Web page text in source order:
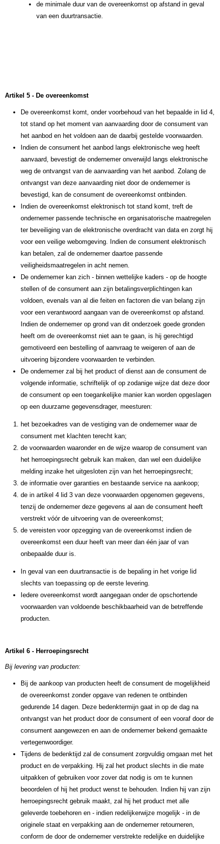
de minimale duur van de overeenkomst op afstand in geval
van een duurtransactie.
Artikel 5 - De overeenkomst
De overeenkomst komt, onder voorbehoud van het bepaalde in lid 4,
tot stand op het moment van aanvaarding door de consument van
het aanbod en het voldoen aan de daarbij gestelde voorwaarden.
Indien de consument het aanbod langs elektronische weg heeft
aanvaard, bevestigt de ondernemer onverwijld langs elektronische
weg de ontvangst van de aanvaarding van het aanbod. Zolang de
ontvangst van deze aanvaarding niet door de ondernemer is
bevestigd, kan de consument de overeenkomst ontbinden.
Indien de overeenkomst elektronisch tot stand komt, treft de
ondernemer passende technische en organisatorische maatregelen
ter beveiliging van de elektronische overdracht van data en zorgt hij
voor een veilige webomgeving. Indien de consument elektronisch
kan betalen, zal de ondernemer daartoe passende
veiligheidsmaatregelen in acht nemen.
De ondernemer kan zich - binnen wettelijke kaders - op de hoogte
stellen of de consument aan zijn betalingsverplichtingen kan
voldoen, evenals van al die feiten en factoren die van belang zijn
voor een verantwoord aangaan van de overeenkomst op afstand.
Indien de ondernemer op grond van dit onderzoek goede gronden
heeft om de overeenkomst niet aan te gaan, is hij gerechtigd
gemotiveerd een bestelling of aanvraag te weigeren of aan de
uitvoering bijzondere voorwaarden te verbinden.
De ondernemer zal bij het product of dienst aan de consument de
volgende informatie, schriftelijk of op zodanige wijze dat deze door
de consument op een toegankelijke manier kan worden opgeslagen
op een duurzame gegevensdrager, meesturen:
het bezoekadres van de vestiging van de ondernemer waar de
consument met klachten terecht kan;
de voorwaarden waaronder en de wijze waarop de consument van
het herroepingsrecht gebruik kan maken, dan wel een duidelijke
melding inzake het uitgesloten zijn van het herroepingsrecht;
de informatie over garanties en bestaande service na aankoop;
de in artikel 4 lid 3 van deze voorwaarden opgenomen gegevens,
tenzij de ondernemer deze gegevens al aan de consument heeft
verstrekt vóór de uitvoering van de overeenkomst;
de vereisten voor opzegging van de overeenkomst indien de
overeenkomst een duur heeft van meer dan één jaar of van
onbepaalde duur is.
In geval van een duurtransactie is de bepaling in het vorige lid
slechts van toepassing op de eerste levering.
Iedere overeenkomst wordt aangegaan onder de opschortende
voorwaarden van voldoende beschikbaarheid van de betreffende
producten.
Artikel 6 - Herroepingsrecht
Bij levering van producten:
Bij de aankoop van producten heeft de consument de mogelijkheid
de overeenkomst zonder opgave van redenen te ontbinden
gedurende 14 dagen. Deze bedenktermijn gaat in op de dag na
ontvangst van het product door de consument of een vooraf door de
consument aangewezen en aan de ondernemer bekend gemaakte
vertegenwoordiger.
Tijdens de bedenktijd zal de consument zorgvuldig omgaan met het
product en de verpakking. Hij zal het product slechts in die mate
uitpakken of gebruiken voor zover dat nodig is om te kunnen
beoordelen of hij het product wenst te behouden. Indien hij van zijn
herroepingsrecht gebruik maakt, zal hij het product met alle
geleverde toebehoren en - indien redelijkerwijze mogelijk - in de
originele staat en verpakking aan de ondernemer retourneren,
conform de door de ondernemer verstrekte redelijke en duidelijke